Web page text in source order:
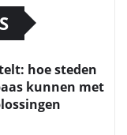
hoe steden
kunnen met